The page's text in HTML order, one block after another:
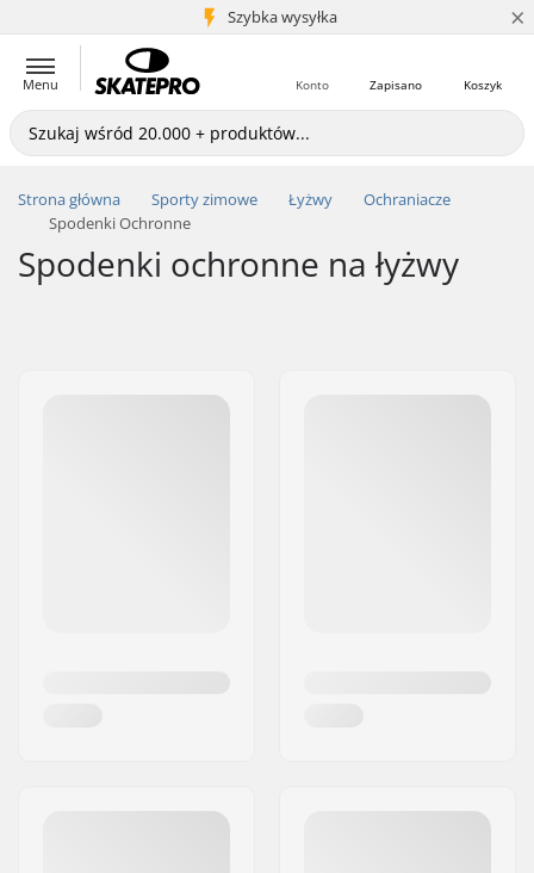
Szybka wysyłka
5+ mln klientów ×
Menu Koszyk
Zapisano
Konto
Strona główna Sporty zimowe Łyżwy
Ochraniacze
Spodenki Ochronne
Spodenki ochronne na łyżwy